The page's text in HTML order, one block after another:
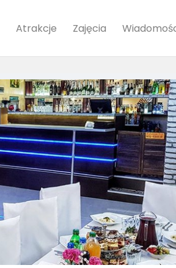
Atrakcje Zajęcia